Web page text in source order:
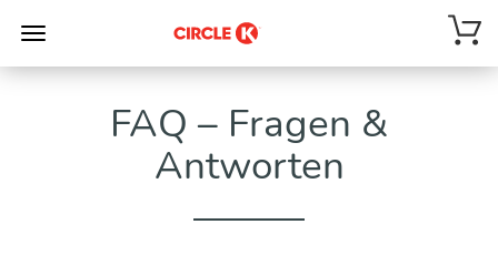
FAQ – Fragen &
Antworten